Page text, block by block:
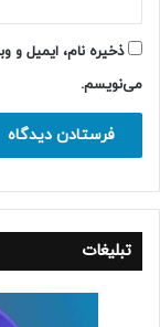
ذخیره نام، ایمیل و
می‌نویسم.
تبلیغات